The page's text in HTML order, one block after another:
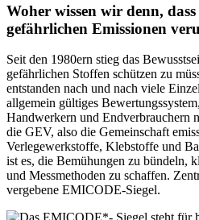
Woher wissen wir denn,
gefährlichen Emissionen
Seit den 1980ern stieg das
gefährlichen Stoffen schützen zu
entstanden nach und nach viele
allgemein gültiges
Handwerkern und Endverbrauchern
die GEV, also die Gemeinschaft
Verlegewerkstoffe, Klebstoffe und
ist es, die Bemühungen zu bündeln,
und Messmethoden zu schaffen.
vergebene EMICODE-Siegel.